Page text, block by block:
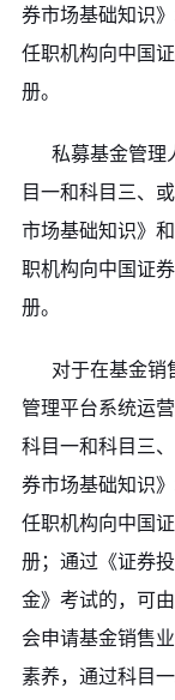
券市场基础知识
任职机构向中国
册。
私募基金管理
目一和科目三、
市场基础知识》
职机构向中国证
册。
对于在基金销
管理平台系统运
科目一和科目三
券市场基础知识
任职机构向中国
册；通过《证券
金》考试的，可
会申请基金销售
素养，通过科目